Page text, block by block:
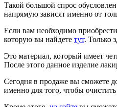
Такой большой спрос
напрямую зависят именно от
Если вам необходимо
которую вы найдете тут. Только
Это материал, который имеет
После этого данное изделие
Сегодня в продаже вы сможете
именно для того, чтобы